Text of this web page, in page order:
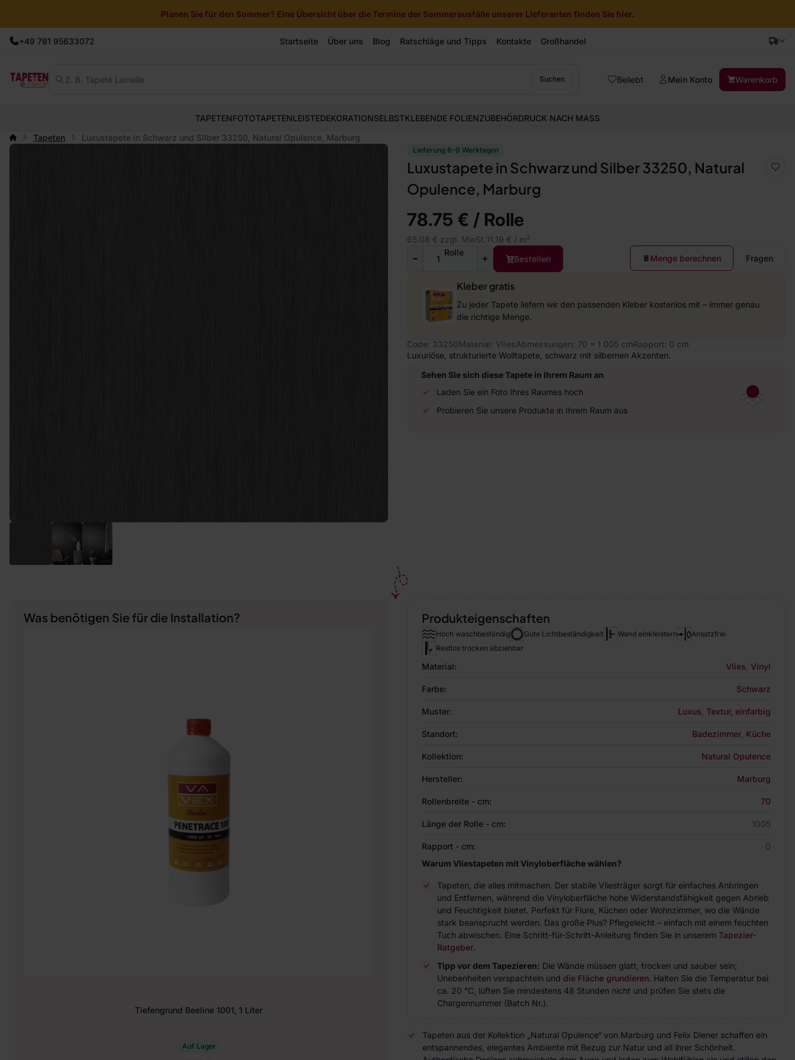
Planen Sie für den Sommer? Eine Übersicht über die Termine der Sommerausfälle unserer Lieferanten finden Sie hier.
+49 781 95633072 Startseite Über uns Blog Ratschläge und Tipps Kontakte Großhandel
Suchen Beliebt Mein Konto Warenkorb
TAPETENFOTOTAPETENLEISTEDEKORATIONSELBSTKLEBENDE FOLIENZUBEHÖRDRUCK NACH MASS
Tapeten
Luxustapete in Schwarz und Silber 33250, Natural Opulence, Marburg
Lieferung 6–9 Werktagen
Luxustapete in Schwarz und Silber 33250, Natural
Opulence, Marburg
78.75 € / Rolle
65.08 € zzgl. MwSt. 11.19 € / m2
Rolle
Bestellen Menge berechnen Fragen
Kleber gratis
Zu jeder Tapete liefern wir den passenden Kleber kostenlos mit – immer genau
die richtige Menge.
Code: 33250Material: VliesAbmessungen: 70 x 1 005 cmRapport: 0 cm
Luxuriöse, strukturierte Wolltapete, schwarz mit silbernen Akzenten.
Sehen Sie sich diese Tapete in Ihrem Raum an
Laden Sie ein Foto Ihres Raumes hoch
Probieren Sie unsere Produkte in Ihrem Raum aus
Produkteigenschaften
Hoch waschbeständig Gute Lichtbeständigkeit Wand einkleistern
Ansatzfrei
Restlos trocken abziehbar
Material: Vlies Vinyl
Farbe: Schwarz
Muster: Luxus Textur, einfarbig
Standort: Badezimmer Küche
Kollektion: Natural Opulence
Hersteller: Marburg
Rollenbreite - cm: 70
Länge der Rolle - cm: 1005
Rapport - cm:
0
Warum Vliestapeten mit Vinyloberfläche wählen?
Tapeten, die alles mitmachen. Der stabile Vliesträger sorgt für einfaches Anbringen
und Entfernen, während die Vinyloberfläche hohe Widerstandsfähigkeit gegen Abrieb
und Feuchtigkeit bietet. Perfekt für Flure, Küchen oder Wohnzimmer, wo die Wände
stark beansprucht werden. Das große Plus? Pflegeleicht – einfach mit einem feuchten
Tuch abwischen. Eine Schritt-für-Schritt-Anleitung finden Sie in unserem Tapezier-
Ratgeber.
Tipp vor dem Tapezieren: Die Wände müssen glatt, trocken und sauber sein;
Unebenheiten verspachteln und die Fläche grundieren. Halten Sie die Temperatur bei
ca. 20 °C, lüften Sie mindestens 48 Stunden nicht und prüfen Sie stets die
Chargennummer (Batch Nr.).
Tapeten aus der Kollektion „Natural Opulence“ von Marburg und Felix Diener schaffen ein
entspannendes, elegantes Ambiente mit Bezug zur Natur und all ihrer Schönheit.
Was benötigen Sie für die Installation?
Tiefengrund Beeline 1001, 1 Liter
Auf Lager